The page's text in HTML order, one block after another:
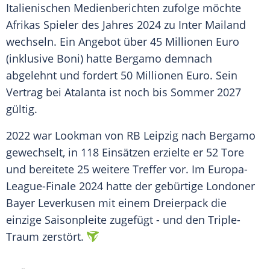
Italienischen Medienberichten zufolge möchte
Afrikas Spieler des Jahres 2024 zu Inter Mailand
wechseln. Ein Angebot über 45 Millionen Euro
(inklusive Boni) hatte Bergamo demnach
abgelehnt und fordert 50 Millionen Euro. Sein
Vertrag bei Atalanta ist noch bis Sommer 2027
gültig.
2022 war Lookman von RB Leipzig nach Bergamo
gewechselt, in 118 Einsätzen erzielte er 52 Tore
und bereitete 25 weitere Treffer vor. Im Europa-
League-Finale 2024 hatte der gebürtige Londoner
Bayer Leverkusen mit einem Dreierpack die
einzige Saisonpleite zugefügt - und den Triple-
Traum zerstört.